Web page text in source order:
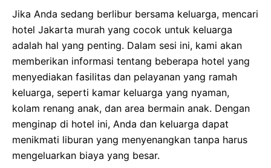
Jika Anda sedang berlibur bersama keluarga, mencari
hotel Jakarta murah yang cocok untuk keluarga
adalah hal yang penting. Dalam sesi ini, kami akan
memberikan informasi tentang beberapa hotel yang
menyediakan fasilitas dan pelayanan yang ramah
keluarga, seperti kamar keluarga yang nyaman,
kolam renang anak, dan area bermain anak. Dengan
menginap di hotel ini, Anda dan keluarga dapat
menikmati liburan yang menyenangkan tanpa harus
mengeluarkan biaya yang besar.